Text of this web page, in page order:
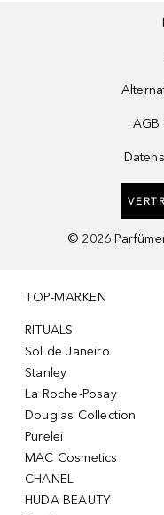
AGB
© 2026
TOP-MARKEN
RITUALS
Sol de Janeiro
Stanley
La Roche-Posay
Douglas Collection
Purelei
MAC Cosmetics
CHANEL
HUDA BEAUTY